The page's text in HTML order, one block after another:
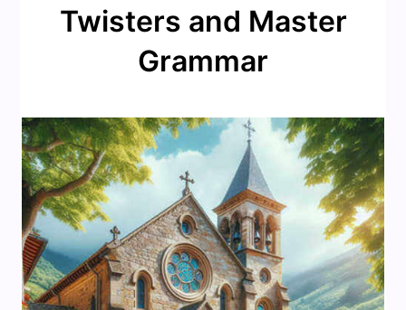
Twisters and Master
Grammar